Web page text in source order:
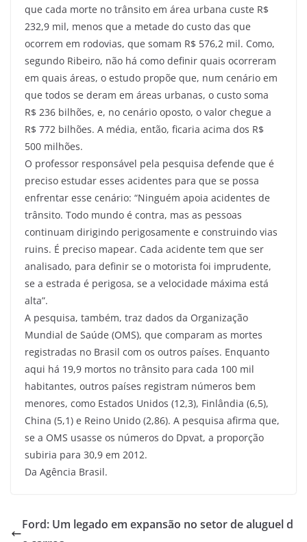
que cada morte no trânsito em área urbana custe R$
232,9 mil, menos que a metade do custo das que
ocorrem em rodovias, que somam R$ 576,2 mil. Como,
segundo Ribeiro, não há como definir quais ocorreram
em quais áreas, o estudo propõe que, num cenário em
que todos se deram em áreas urbanas, o custo soma
R$ 236 bilhões, e, no cenário oposto, o valor chegue a
R$ 772 bilhões. A média, então, ficaria acima dos R$
500 milhões.
O professor responsável pela pesquisa defende que é
preciso estudar esses acidentes para que se possa
enfrentar esse cenário: “Ninguém apoia acidentes de
trânsito. Todo mundo é contra, mas as pessoas
continuam dirigindo perigosamente e construindo vias
ruins. É preciso mapear. Cada acidente tem que ser
analisado, para definir se o motorista foi imprudente,
se a estrada é perigosa, se a velocidade máxima está
alta”.
A pesquisa, também, traz dados da Organização
Mundial de Saúde (OMS), que comparam as mortes
registradas no Brasil com os outros países. Enquanto
aqui há 19,9 mortos no trânsito para cada 100 mil
habitantes, outros países registram números bem
menores, como Estados Unidos (12,3), Finlândia (6,5),
China (5,1) e Reino Unido (2,86). A pesquisa afirma que,
se a OMS usasse os números do Dpvat, a proporção
subiria para 30,9 em 2012.
Da Agência Brasil.
Ford: Um legado em expansão no setor de aluguel d